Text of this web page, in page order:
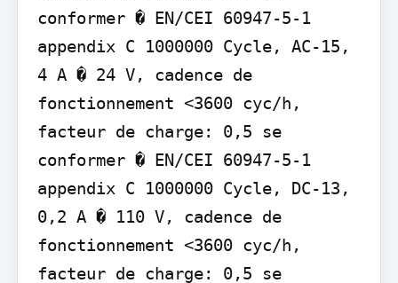
conformer � EN/CEI 60947-5-1
appendix C 1000000 Cycle, AC-15,
4 A � 24 V, cadence de
fonctionnement <3600 cyc/h,
facteur de charge: 0,5 se
conformer � EN/CEI 60947-5-1
appendix C 1000000 Cycle, DC-13,
0,2 A � 110 V, cadence de
fonctionnement <3600 cyc/h,
facteur de charge: 0,5 se